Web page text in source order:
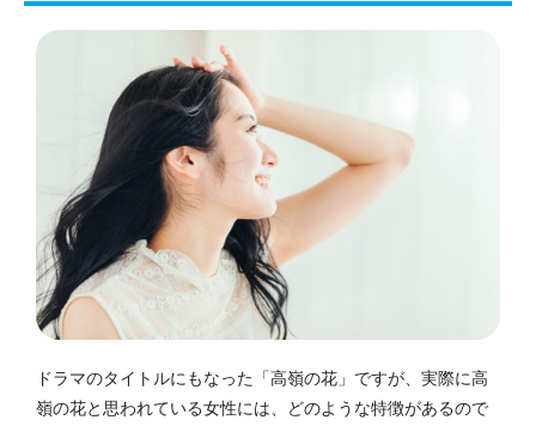
ドラマのタイトルにもなった「高嶺の花」ですが、実際に高
嶺の花と思われている女性には、どのような特徴があるので